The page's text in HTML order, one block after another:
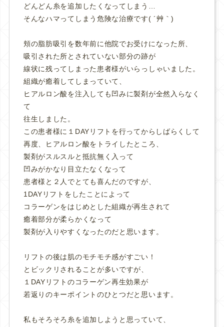
どんどん糸を追加したくなってしまう…
そんなハマってしまう危険な治療です( ´艸｀)
頬の脂肪吸引を数年前に他院でお受けになった所、
吸引された所とされていない部分の跡が
線状に残ってしまった患者様がいらっしゃいました。
組織が癒着してしまっていて、
ヒアルロン酸を注入しても凹みに製剤が全然入らなく
て
往生しました。
この患者様に１DAYリフトを行ってからしばらくして
再度、ヒアルロン酸をトライしたところ、
製剤がスルスルと抵抗無く入って
凹みがかなり目立たなくなって
患者様と２人でとても喜んだのですが、
1DAYリフトをしたことによって
コラーゲンをはじめとした組織が再生されて
癒着部分が柔らかくなって
製剤が入りやすくなったのだと思います。
リフトの後は肌のモチモチ感がすごい！
とビックリされることが多いですが、
１DAYリフトのコラーゲン再生効果が
若返りのキーポイントのひとつだと思います。
私もそろそろ糸を追加しようと思っていて、